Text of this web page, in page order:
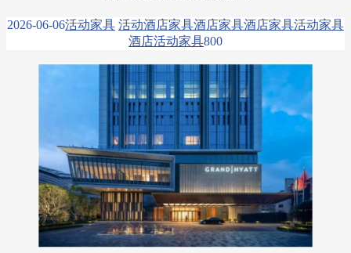
2026-06-06活动家具 活动酒店家具酒店家具酒店家具活动家具
酒店活动家具800